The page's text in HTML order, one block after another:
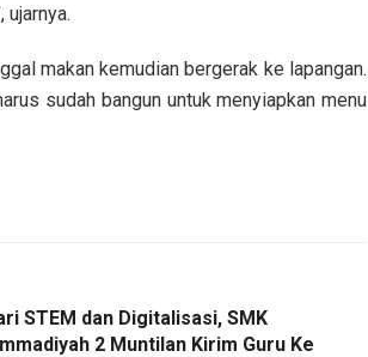
ujarnya.
makan kemudian bergerak ke lapangan.
sudah bangun untuk menyiapkan menu
STEM dan Digitalisasi, SMK
2 Muntilan Kirim Guru Ke